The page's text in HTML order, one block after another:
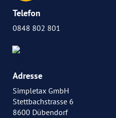
Telefon
0848 802 801
Adresse
Simpletax GmbH
Stettbachstrasse 6
8600 Dübendorf